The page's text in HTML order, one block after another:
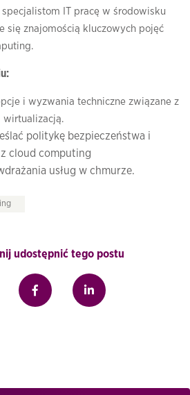
IT pracę w środowisku
się znajomością kluczowych pojęć
i wyzwania techniczne związane z
wirtualizacją.
politykę bezpieczeństwa i
cloud computing
usług w chmurze.
udostępnić tego postu